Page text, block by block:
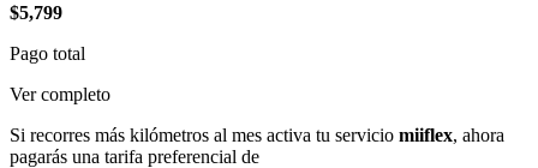
$5,799
Pago total
Ver completo
Si recorres más kilómetros al mes activa tu servicio miiflex, ahora
pagarás una tarifa preferencial de